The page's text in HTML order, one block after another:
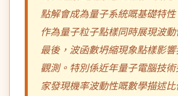
點解會成為量子系統嘅基礎特
作為量子粒子點樣同時展現波動
最後，波函數坍縮現象點樣影
觀測。特別係近年量子電腦技
家發現機率波動性嘅數學描述